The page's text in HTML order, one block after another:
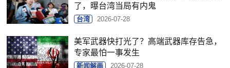
了，曝台湾当局有内鬼
台湾 2026-07-28
美军武器快打光了？高端武器库存告急，
专家最怕一事发生
新闻解画 2026-07-28